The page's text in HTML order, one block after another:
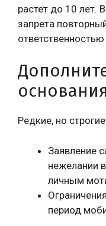
растет до 10 лет.
запрета
Редкие, но
Заявление
нежелании
личным
период